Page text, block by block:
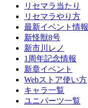
リセマラ当たり
リセマラやり方
最新イベント情報
新怪獣8号
新市川レノ
1周年記念情報
新章イベント
Webストア使い方
キャラ一覧
ユニパーツ一覧